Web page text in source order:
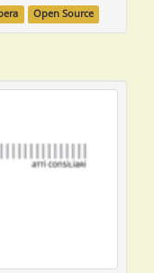
Open Source